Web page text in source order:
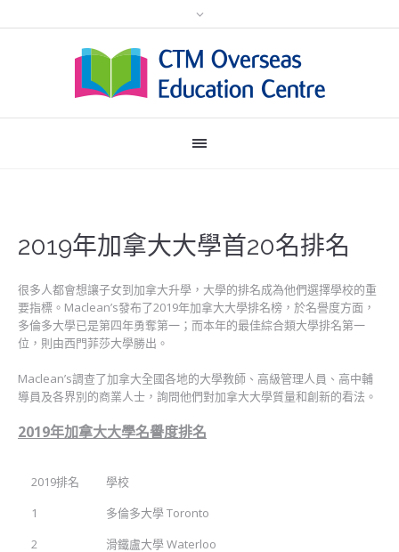
2019年加拿大大學首20名排名
很多人都會想讓子女到加拿大升學，大學的排名成為他們選擇學校的重
要指標。Maclean’s發布了2019年加拿大大學排名榜，於名譽度方面，
多倫多大學已是第四年勇奪第一；而本年的最佳綜合類大學排名第一
位，則由西門菲莎大學勝出。
Maclean’s調查了加拿大全國各地的大學教師、高級管理人員、高中輔
導員及各界別的商業人士，詢問他們對加拿大大學質量和創新的看法。
2019年加拿大大學名譽度排名
2019排名
學校
1
多倫多大學 Toronto
2
滑鐵盧大學 Waterloo